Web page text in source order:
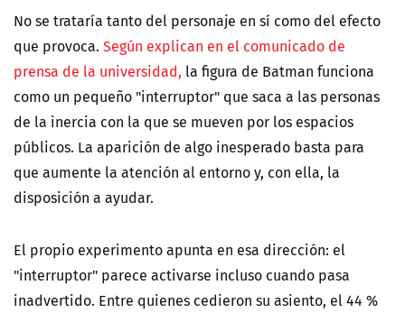
No se trataría tanto del personaje en sí como del efecto
que provoca. Según explican en el comunicado de
prensa de la universidad, la figura de Batman funciona
como un pequeño "interruptor" que saca a las personas
de la inercia con la que se mueven por los espacios
públicos. La aparición de algo inesperado basta para
que aumente la atención al entorno y, con ella, la
disposición a ayudar.
El propio experimento apunta en esa dirección: el
"interruptor" parece activarse incluso cuando pasa
inadvertido. Entre quienes cedieron su asiento, el 44 %